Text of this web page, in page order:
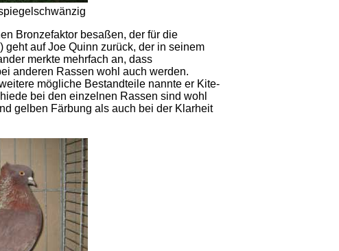
Bronzefaktor besaßen, der für die
geht auf Joe Quinn zurück, der in seinem
merkte mehrfach an, dass
anderen Rassen wohl auch werden.
mögliche Bestandteile nannte er Kite-
bei den einzelnen Rassen sind wohl
gelben Färbung als auch bei der Klarheit